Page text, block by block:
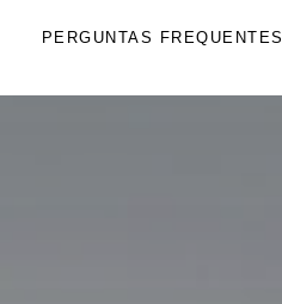
PERGUNTAS FREQUENTES